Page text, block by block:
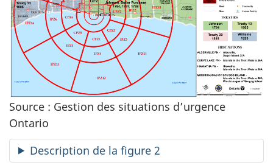
Source : Gestion des situations d’urgence
Ontario
Description de la figure 2